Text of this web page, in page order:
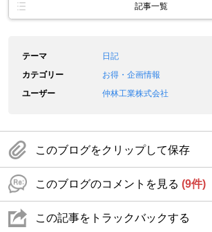
記事一覧
テーマ
日記
カテゴリー
お得・企画情報
ユーザー
仲林工業株式会社
このブログをクリップして保存
このブログのコメントを見る (9件)
この記事をトラックバックする